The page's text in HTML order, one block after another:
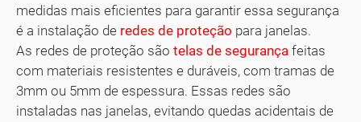
medidas mais eficientes para garantir essa segurança
é a instalação de redes de proteção para janelas.
As redes de proteção são telas de segurança feitas
com materiais resistentes e duráveis, com tramas de
3mm ou 5mm de espessura. Essas redes são
instaladas nas janelas, evitando quedas acidentais de